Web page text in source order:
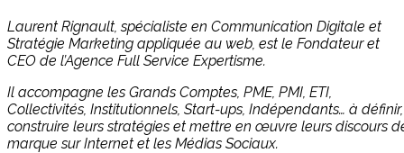
Laurent Rignault, spécialiste en Communication Digitale et
Stratégie Marketing appliquée au web, est le Fondateur et
CEO de l’Agence Full Service Expertisme.
Il accompagne les Grands Comptes, PME, PMI, ETI,
Collectivités, Institutionnels, Start-ups, Indépendants… à définir,
construire leurs stratégies et mettre en œuvre leurs discours
marque sur Internet et les Médias Sociaux.